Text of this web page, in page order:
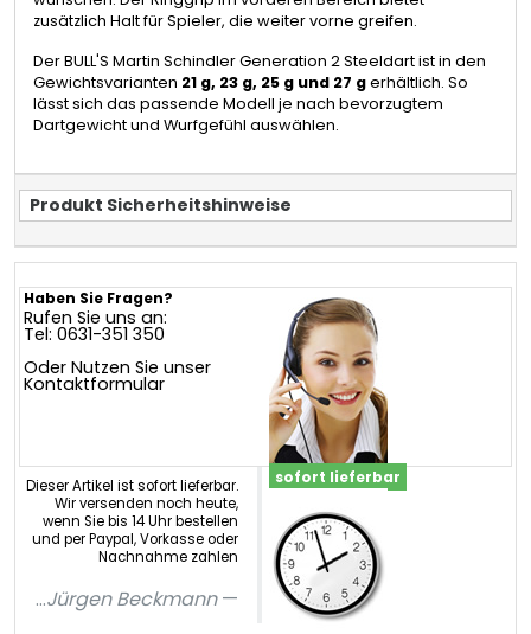
zusätzlich Halt für Spieler, die weiter vorne greifen.
Der BULL'S Martin Schindler Generation 2 Steeldart ist in den
Gewichtsvarianten 21 g, 23 g, 25 g und 27 gerhältlich. So
lässt sich das passende Modell je nach bevorzugtem
Dartgewicht und Wurfgefühl auswählen.
Produkt Sicherheitshinweise
Haben Sie Fragen?
Rufen Sie uns an:
Tel: 0631-351 350
Oder Nutzen Sie unser
Kontaktformular
Dieser Artikel ist sofort lieferbar.
Wir versenden noch heute,
wenn Sie bis 14 Uhr bestellen
und per Paypal, Vorkasse oder
Nachnahme zahlen
...Jürgen Beckmann
sofort lieferbar